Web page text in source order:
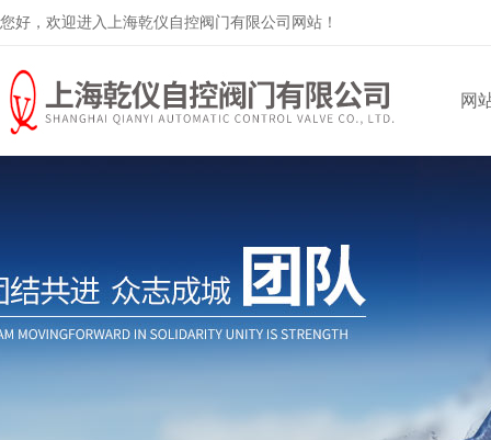
您好，欢迎进入上海乾仪自控阀门有限公司网站！
网